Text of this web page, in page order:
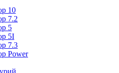
10
7.2
5
5I
7.3
Power